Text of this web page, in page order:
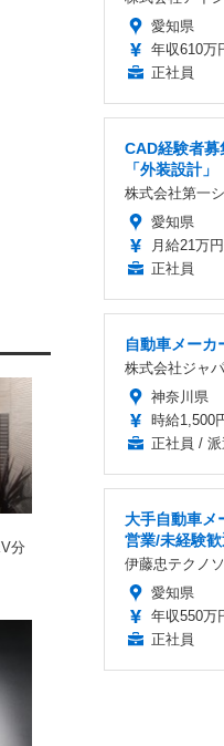
分
愛知県
年収610万
正社員
CAD経験者
「外装設計」
株式会社第一
愛知県
月給21万
正社員
自動車メーカ
株式会社ジャ
神奈川県
時給1,500
正社員 / 派
大手自動車メ
営業/未経験歓
伊藤忠テクノ
愛知県
年収550万
正社員